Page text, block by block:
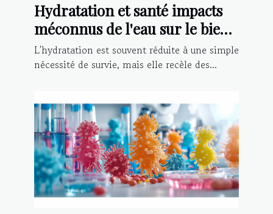
Hydratation et santé impacts
méconnus de l'eau sur le bien-
être physique et mental
L'hydratation est souvent réduite à une simple
nécessité de survie, mais elle recèle des...